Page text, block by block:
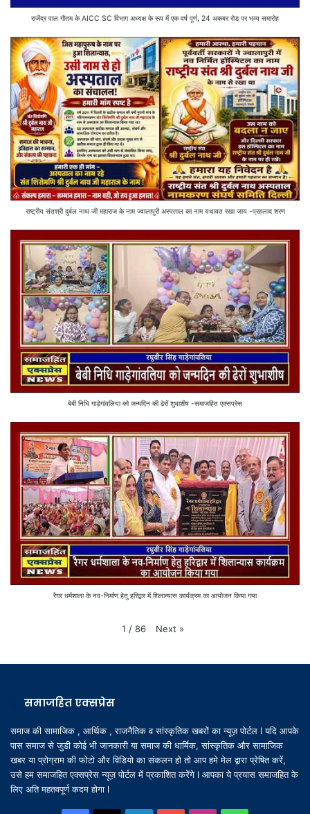
राजेंद्र पाल गौतम के AICC SC विभाग अध्यक्ष के रूप में एक वर्ष पूर्ण, 24 अकबर रोड पर भव्य समारोह
राष्ट्रीय संतश्री दुर्बल नाथ जी महाराज के नाम ज्वालापुरी अस्पताल का नाम यथावत रखा जाय -प्रहलाद शरण
बेबी निधि गाड़ेगांवलिया को जन्मदिन की ढेरों शुभाशीष -समाजहित एक्सप्रेस
रैगर धर्मशाला के नव-निर्माण हेतु हरिद्वार में शिलान्यास कार्यक्रम का आयोजन किया गया
1 / 86 Next »
समाजहित एक्सप्रेस
समाज की सामाजिक , आर्थिक , राजनैतिक व सांस्कृतिक खबरों का न्यूज़ पोर्टल l यदि आपके
पास समाज से जुडी कोई भी जानकारी या समाज की धार्मिक, सांस्कृतिक और सामाजिक
खबर या प्रोग्राम की फोटो और विडियो का संकलन हो तो आप हमे मेल द्वारा प्रेषित करें,
उसे हम समाजहित एक्सप्रेस न्यूज़ पोर्टल में प्रकाशित करेंगे l आपका ये प्रयास समाजहित के
लिए अति महतवपूर्ण कदम होगा l